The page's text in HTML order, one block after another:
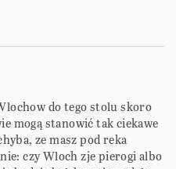
do tego stolu skoro
mogą stanowić tak ciekawe
ze masz pod reka
czy Wloch zje pierogi albo